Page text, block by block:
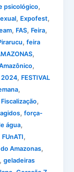
psicológico,
, Expofest,
, FAS, Feira,
,feira
,
,
2024, FESTIVAL
,
Fiscalização,
,força-
água,
FUnATI,
Amazonas,
,geladeiras